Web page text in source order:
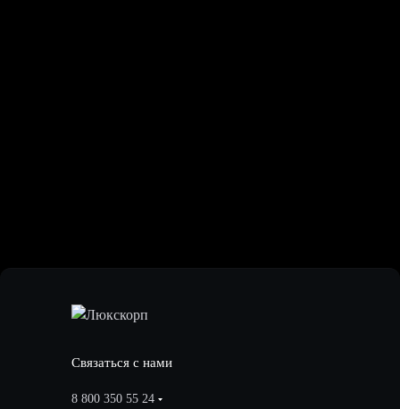
Связаться с нами
8 800 350 55 24